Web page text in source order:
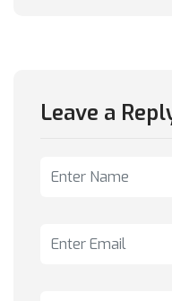
Leave a